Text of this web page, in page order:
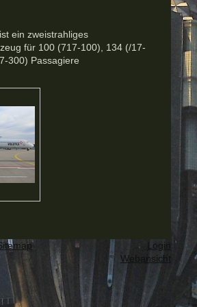
ist ein zweistrahliges
für 100 (717-100), 134 (/17-
300) Passagiere
Login
Webansicht